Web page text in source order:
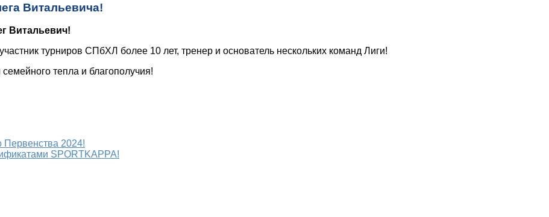
Витальевича!
Витальевич!
турниров СПбХЛ более 10 лет, тренер и основатель нескольких команд Лиги!
тепла и благополучия!
Первенства 2024!
SPORTKAPPA!